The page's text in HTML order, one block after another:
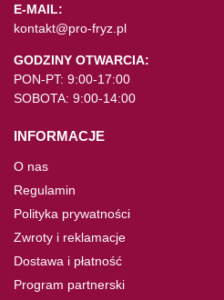
E-MAIL:
kontakt@pro-fryz.pl
GODZINY OTWARCIA:
PON-PT: 9:00-17:00
SOBOTA: 9:00-14:00
INFORMACJE
O nas
Regulamin
Polityka prywatności
Zwroty i reklamacje
Dostawa i płatność
Program partnerski